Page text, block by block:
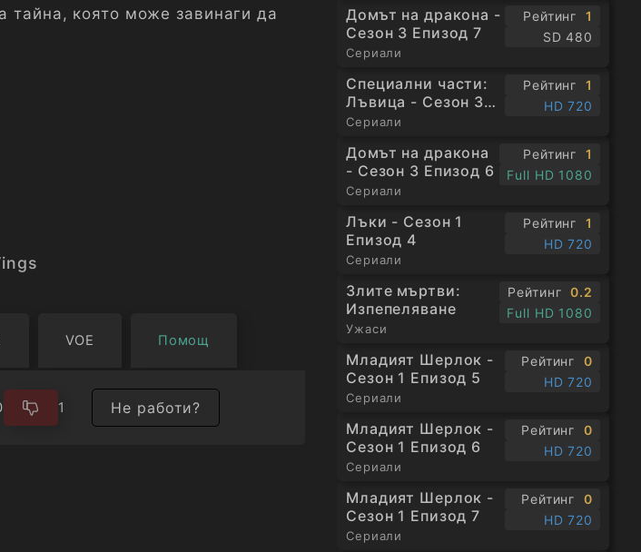
Домът на дракона -
Сезон 3 Епизод 7
Сериали
Рейтинг
1
SD 480
Специални части:
Лъвица - Сезон 3
Епизод 1
Сериали
Рейтинг
1
HD 720
Домът на дракона
- Сезон 3 Епизод 6
Сериали
Рейтинг
1
Full HD 1080
Лъки - Сезон 1
Епизод 4
Сериали
Рейтинг
1
HD 720
Злите мъртви:
Изпепеляване
Ужаси
Рейтинг
0.2
Full HD 1080
Младият Шерлок -
Сезон 1 Епизод 5
Сериали
Рейтинг
0
HD 720
Младият Шерлок -
Сезон 1 Епизод 6
Сериали
Рейтинг
0
HD 720
Младият Шерлок -
Сезон 1 Епизод 7
Сериали
Рейтинг
0
HD 720
тайна, която може завинаги да
VOE Помощ
1 Не работи?